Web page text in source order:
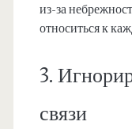
из-за
относиться к
3.
связи